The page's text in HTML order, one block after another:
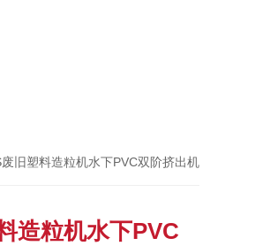
旧塑料造粒机水下PVC双阶挤出机
造粒机水下PVC